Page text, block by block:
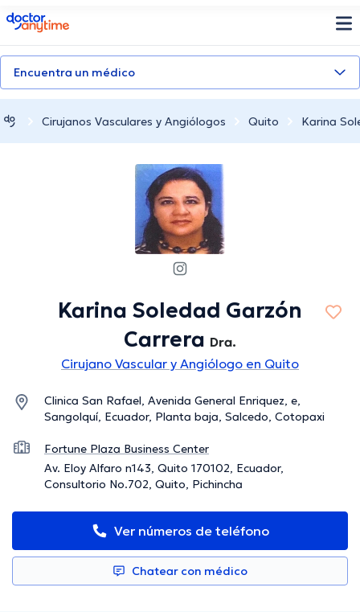
doctoranytime
Encuentra un médico
Cirujanos Vasculares y Angiólogos Quito Karina
Karina Soledad Garzón
Carrera Dra.
Cirujano Vascular y Angiólogo en Quito
Clinica San Rafael, Avenida General Enriquez, e,
Sangolquí, Ecuador, Planta baja, Salcedo, Cotopaxi
Fortune Plaza Business Center
Av. Eloy Alfaro n143, Quito 170102, Ecuador,
Consultorio No.702, Quito, Pichincha
Ver números de teléfono
Chatear con médico